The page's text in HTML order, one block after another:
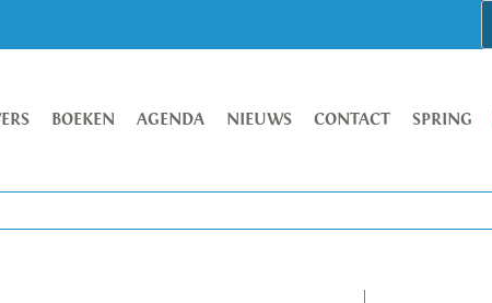
BOEKEN AGENDA NIEUWS CONTACT SPRING